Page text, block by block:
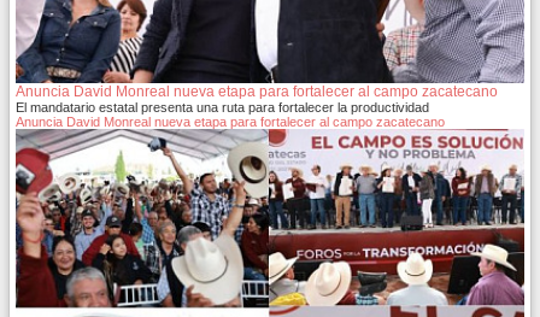
Anuncia David Monreal nueva etapa para fortalecer al campo zacatecano
El mandatario estatal presenta una ruta para fortalecer la productividad
Anuncia David Monreal nueva etapa para fortalecer al campo zacatecano